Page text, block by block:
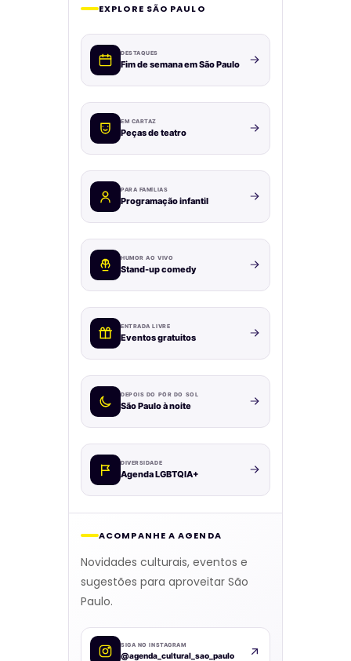
EXPLORE SÃO PAULO
DESTAQUES
Fim de semana em São Paulo
EM CARTAZ
Peças de teatro
PARA FAMÍLIAS
Programação infantil
HUMOR AO VIVO
Stand-up comedy
ENTRADA LIVRE
Eventos gratuitos
DEPOIS DO PÔR DO SOL
São Paulo à noite
DIVERSIDADE
Agenda LGBTQIA+
ACOMPANHE A AGENDA
Novidades culturais, eventos e
sugestões para aproveitar São
Paulo.
SIGA NO INSTAGRAM
@agenda_cultural_sao_paulo